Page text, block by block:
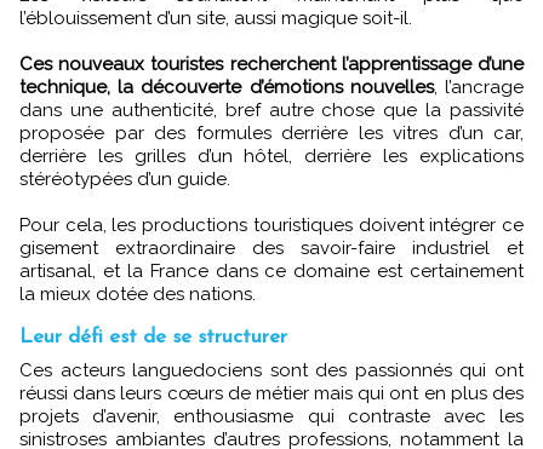
l’éblouissement d’un site, aussi magique soit-il.
Ces nouveaux touristes recherchent l’apprentissage d’une
technique, la découverte d’émotions nouvelles, l’ancrage
dans une authenticité, bref autre chose que la passivité
proposée par des formules derrière les vitres d’un car,
derrière les grilles d’un hôtel, derrière les explications
stéréotypées d’un guide.
Pour cela, les productions touristiques doivent intégrer ce
gisement extraordinaire des savoir-faire industriel et
artisanal, et la France dans ce domaine est certainement
la mieux dotée des nations.
Leur défi est de se structurer
Ces acteurs languedociens sont des passionnés qui ont
réussi dans leurs cœurs de métier mais qui ont en plus des
projets d’avenir, enthousiasme qui contraste avec les
sinistroses ambiantes d’autres professions, notamment la